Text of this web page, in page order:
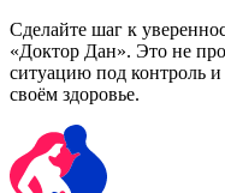
Сделайте шаг к
«Доктор Дан». Это не
ситуацию под контроль
своём здоровье.